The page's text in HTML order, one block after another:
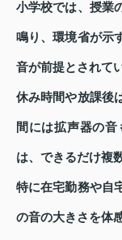
小学校では、授業
鳴り、環境省が示
音が前提とされて
休み時間や放課後
間には拡声器の
は、できるだけ複
特に在宅勤務や自
の音の大きさを体